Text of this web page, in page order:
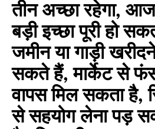
तीन अच्छा रहेगा,
बड़ी इच्छा पूरी हो
जमीन या गाड़ी
सकते हैं, मार्केट से
वापस मिल सकता है,
से सहयोग लेना पड़